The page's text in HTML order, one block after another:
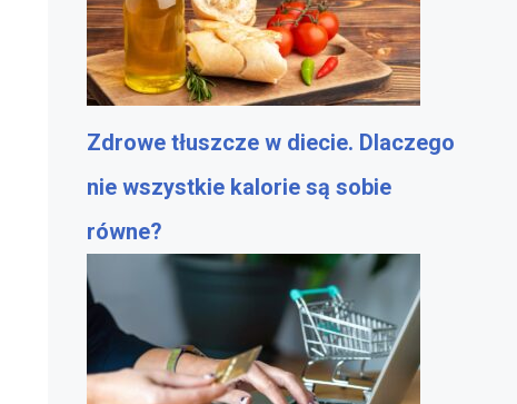
Zdrowe tłuszcze w diecie. Dlaczego
nie wszystkie kalorie są sobie
równe?